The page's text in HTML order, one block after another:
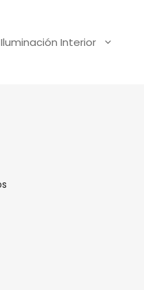
Iluminación Interior